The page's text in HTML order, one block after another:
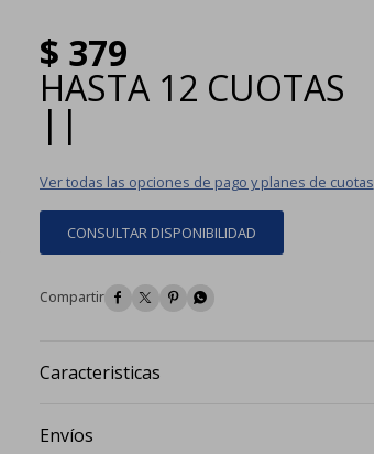
$ 379
HASTA 12 CUOTAS
| |
Ver todas las opciones de pago y planes de cuotas
CONSULTAR DISPONIBILIDAD
   
Caracteristicas
Envíos